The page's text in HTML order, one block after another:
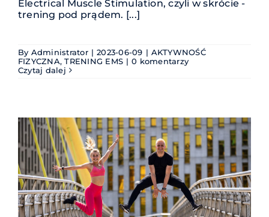
Electrical Muscle Stimulation, czyli w skrócie -
trening pod prądem. [...]
By Administrator | 2023-06-09 | AKTYWNOŚĆ
FIZYCZNA,TRENING EMS | 0 komentarzy
Czytaj dalej